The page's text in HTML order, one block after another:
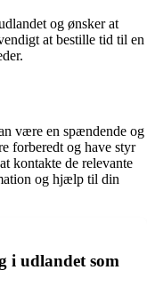
og ønsker at
at bestille tid til en
være en spændende og
forberedt og have styr
kontakte de relevante
og hjælp til din
i udlandet som